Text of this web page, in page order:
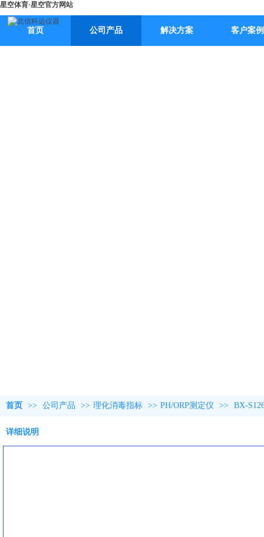
星空体育·星空官方网站
首页 公司产品 解决方案 客户案例
首页 >> 公司产品 >> 理化消毒指标 >> PH/ORP测定仪 >> BX-
详细说明